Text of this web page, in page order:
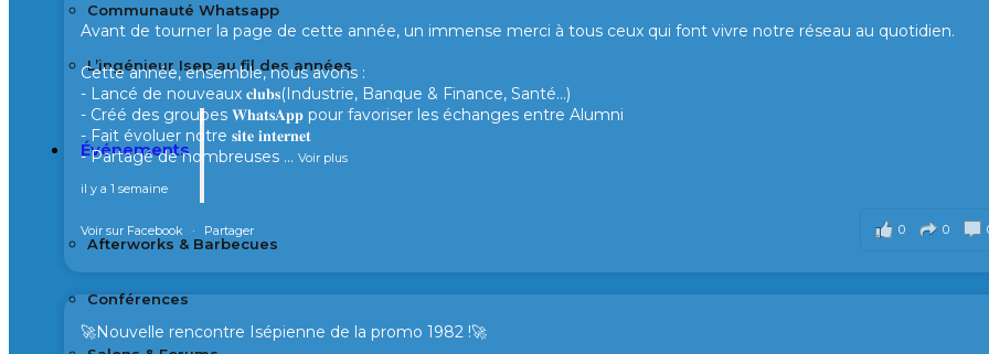
Communauté Whatsapp
L’ingénieur Isep au fil des années
Événements
Afterworks & Barbecues
Conférences
Avant de tourner la page de cette année, un immense merci à tous ceux qui font vivre notre réseau au quotidien.
Cette année, ensemble, nous avons :
- Lancé de nouveaux 𝐜𝐥𝐮𝐛𝐬(Industrie, Banque & Finance, Santé...)
- Créé des groupes 𝐖𝐡𝐚𝐭𝐬𝐀𝐩𝐩 pour favoriser les échanges entre Alumni
- Fait évoluer notre 𝐬𝐢𝐭𝐞 𝐢𝐧𝐭𝐞𝐫𝐧𝐞𝐭
- Partagé de nombreuses ... Voir plus
il y a 1 semaine
0 0
Voir sur Facebook · Partager
🚀Nouvelle rencontre Isépienne de la promo 1982 !🚀